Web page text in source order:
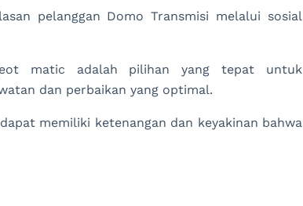
pelanggan Domo Transmisi melalui sosial
matic adalah pilihan yang tepat untuk
dan perbaikan yang optimal.
memiliki ketenangan dan keyakinan bahwa